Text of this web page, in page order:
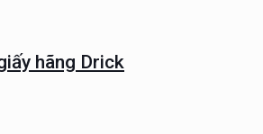
hãng Drick